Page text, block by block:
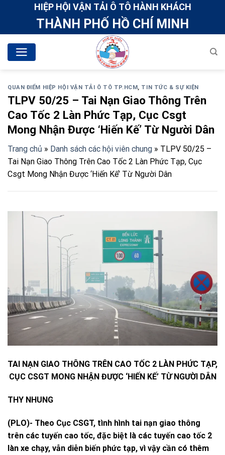
HIỆP HỘI VẬN TẢI Ô TÔ HÀNH KHÁCH
THÀNH PHỐ HỒ CHÍ MINH
QUAN ĐIỂM HIỆP HỘI VẬN TẢI Ô TÔ TP.HCM, TIN TỨC & SỰ KIỆN
TLPV 50/25 – Tai Nạn Giao Thông Trên
Cao Tốc 2 Làn Phức Tạp, Cục Csgt
Mong Nhận Được ‘Hiến Kế’ Từ Người Dân
Trang chủ » Danh sách các hội viên chung » TLPV 50/25 –
Tai Nạn Giao Thông Trên Cao Tốc 2 Làn Phức Tạp, Cục
Csgt Mong Nhận Được ‘Hiến Kế’ Từ Người Dân
TAI NẠN GIAO THÔNG TRÊN CAO TỐC 2 LÀN PHỨC TẠP,
CỤC CSGT MONG NHẬN ĐƯỢC ‘HIẾN KẾ’ TỪ NGƯỜI DÂN
THY NHUNG
(PLO)- Theo Cục CSGT, tình hình tai nạn giao thông
trên các tuyến cao tốc, đặc biệt là các tuyến cao tốc 2
làn xe chạy, vẫn diễn biến phức tạp, vì vậy cần có thêm